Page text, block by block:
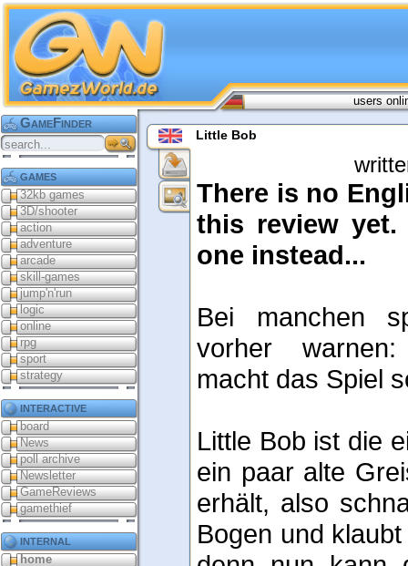
users
GameFinder
games
32kb games
3D/shooter
action
adventure
arcade
skill-games
jump'n'run
logic
online
rpg
sport
strategy
interactive
board
News
poll archive
Newsletter
GameReviews
gamethief
internal
home
Little Bob
There is no
this review yet.
one instead...
Bei manchen
vorher
macht das Spiel
Little Bob ist die
ein paar alte
erhält, also
Bogen und